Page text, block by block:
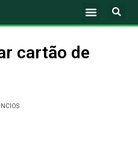
cartão de